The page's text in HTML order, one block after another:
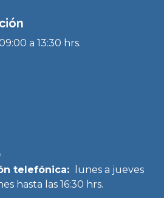
a 13:30 hrs.
telefónica:
lunes a jueves
hasta las 16:30 hrs.